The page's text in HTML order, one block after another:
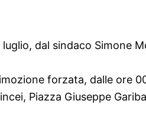
dal sindaco Simone
forzata, dalle ore
Piazza Giuseppe